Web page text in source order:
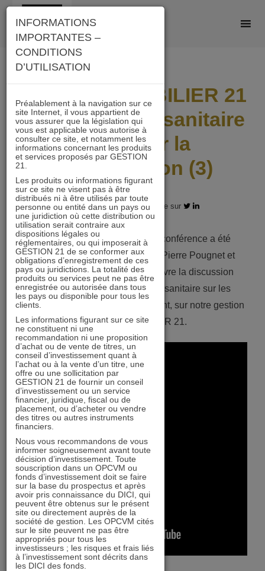
Skip
content
Gestion IMMOBILIER 21
durant la crise sanitaire
: préparer la
normalisation (3)
24.06.2020 - Partagez l'article sur
Le 24 juin, une nouvelle vidéoconférence a été
effectuée par Laurent Gauville, Pierre Pougnet et
Richard Trainini afin de poursuivre la discussion
concernant l’impact de la crise sanitaire sur les
foncières cotées et, par conséquent, sur notre gestion
du fonds IMMOBILIER 21.
INFORMATIONS
IMPORTANTES –
CONDITIONS
D’UTILISATION
Préalablement à la navigation sur ce
site Internet, il vous appartient de
vous assurer que la législation qui
vous est applicable vous autorise à
consulter ce site, et notamment les
informations concernant les produits
et services proposés par GESTION
21.
Les produits ou informations figurant
sur ce site ne visent pas à être
distribués ni à être utilisés par toute
personne ou entité dans un pays ou
une juridiction où cette distribution ou
utilisation serait contraire aux
dispositions légales ou
réglementaires, ou qui imposerait à
GESTION 21 de se conformer aux
obligations d’enregistrement de ces
pays ou juridictions. La totalité des
produits ou services peut ne pas être
enregistrée ou autorisée dans tous
les pays ou disponible pour tous les
clients.
Les informations figurant sur ce site
ne constituent ni une
recommandation ni une proposition
d’achat ou de vente de titres, un
conseil d’investissement quant à
l’achat ou à la vente d’un titre, une
offre ou une sollicitation par
GESTION 21 de fournir un conseil
d’investissement ou un service
financier, juridique, fiscal ou de
placement, ou d’acheter ou vendre
des titres ou autres instruments
financiers.
Nous vous recommandons de vous
informer soigneusement avant toute
décision d’investissement. Toute
souscription dans un OPCVM ou
fonds d’investissement doit se faire
sur la base du prospectus et après
avoir pris connaissance du DICI, qui
peuvent être obtenus sur le présent
site ou directement auprès de la
société de gestion. Les OPCVM cités
sur le site peuvent ne pas être
appropriés pour tous les
investisseurs ; les risques et frais liés
à l’investissement sont décrits dans
les DICI des fonds.